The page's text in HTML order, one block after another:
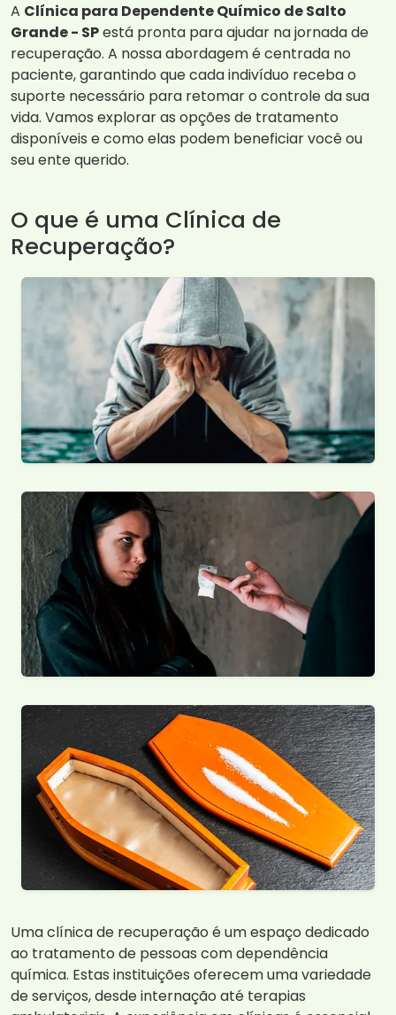
A Clínica para Dependente Químico de Salto
Grande - SPestá pronta para ajudar na jornada de
recuperação. A nossa abordagem é centrada no
paciente, garantindo que cada indivíduo receba o
suporte necessário para retomar o controle da sua
vida. Vamos explorar as opções de tratamento
disponíveis e como elas podem beneficiar você ou
seu ente querido.
O que é uma Clínica de
Recuperação?
Uma clínica de recuperação é um espaço dedicado
ao tratamento de pessoas com dependência
química. Estas instituições oferecem uma variedade
de serviços, desde internação até terapias